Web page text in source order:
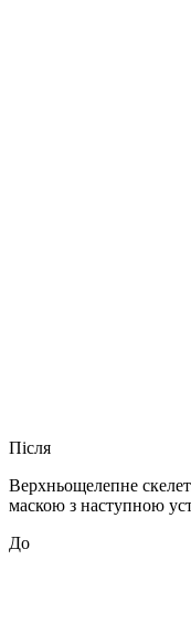
Після
Верхньощелепне
маскою з наступною
До